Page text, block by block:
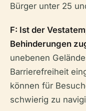
Bürger unter 25
F: Ist der
Behinderungen
unebenen
Barrierefreiheit
können für
schwierig zu